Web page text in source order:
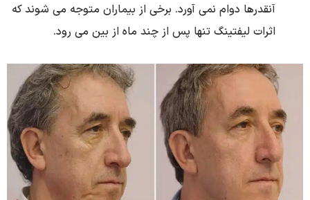
آنقدرها دوام نمی آورد. برخی از بیماران متوجه می شوند که
اثرات لیفتینگ تنها پس از چند ماه از بین می رود.